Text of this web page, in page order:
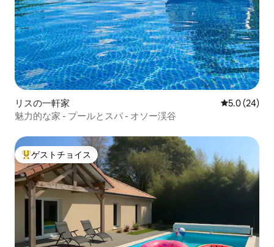
リスの一軒家 レビュー24
5.0 (24)
魅力的な家 - プールとスパ - オソー渓谷
大好評のゲストチョイスです。
ゲストチョイス